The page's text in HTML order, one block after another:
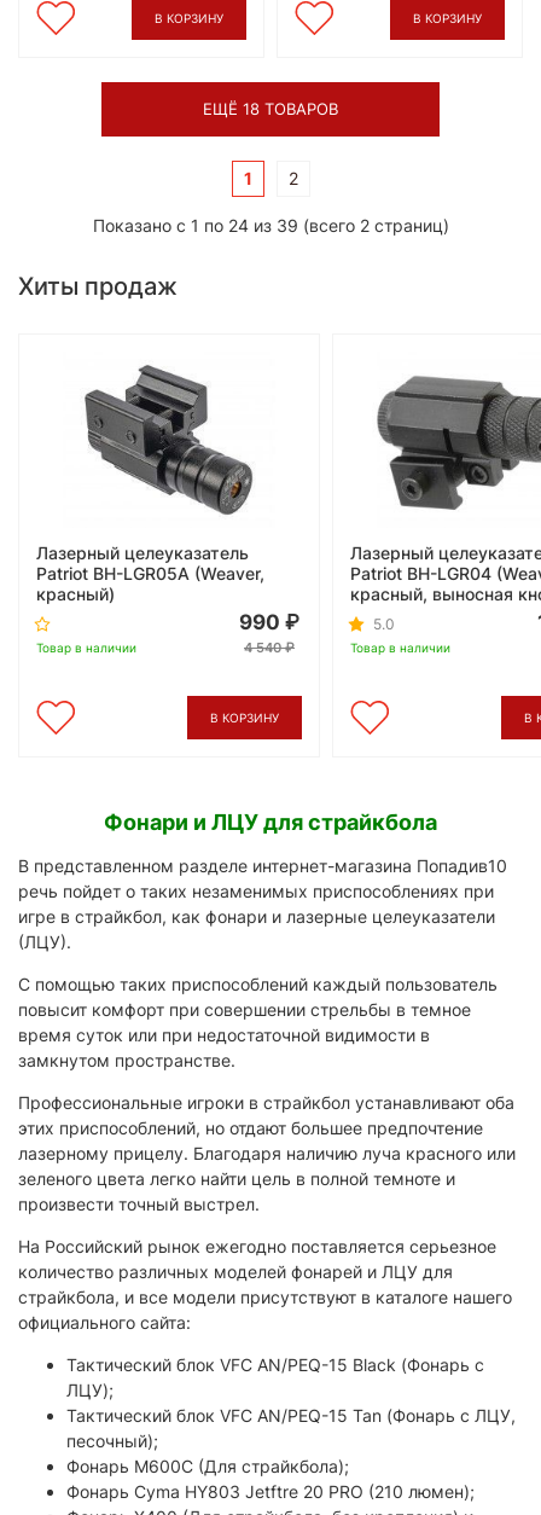
В КОРЗИНУ В КОРЗИНУ
ЕЩЁ 18 ТОВАРОВ
1 2
Показано с 1 по 24 из 39 (всего 2 страниц)
Хиты продаж
Лазерный целеуказатель
Patriot BH-LGR05A (Weaver,
красный)
Товар в наличии
990
4 540
В КОРЗИНУ
Лазерный
Patriot BH-LGR04
красный, выносная
5.0
Товар в наличии
В
Фонари и ЛЦУ для страйкбола
В представленном разделе интернет-магазина Попадив10
речь пойдет о таких незаменимых приспособлениях при
игре в страйкбол, как фонари и лазерные целеуказатели
(ЛЦУ).
С помощью таких приспособлений каждый пользователь
повысит комфорт при совершении стрельбы в темное
время суток или при недостаточной видимости в
замкнутом пространстве.
Профессиональные игроки в страйкбол устанавливают оба
этих приспособлений, но отдают большее предпочтение
лазерному прицелу. Благодаря наличию луча красного или
зеленого цвета легко найти цель в полной темноте и
произвести точный выстрел.
На Российский рынок ежегодно поставляется серьезное
количество различных моделей фонарей и ЛЦУ для
страйкбола, и все модели присутствуют в каталоге нашего
официального сайта:
Тактический блок VFC AN/PEQ-15 Black (Фонарь с
ЛЦУ);
Тактический блок VFC AN/PEQ-15 Tan (Фонарь с ЛЦУ,
песочный);
Фонарь M600C (Для страйкбола);
Фонарь Cyma HY803 Jetftre 20 PRO (210 люмен);